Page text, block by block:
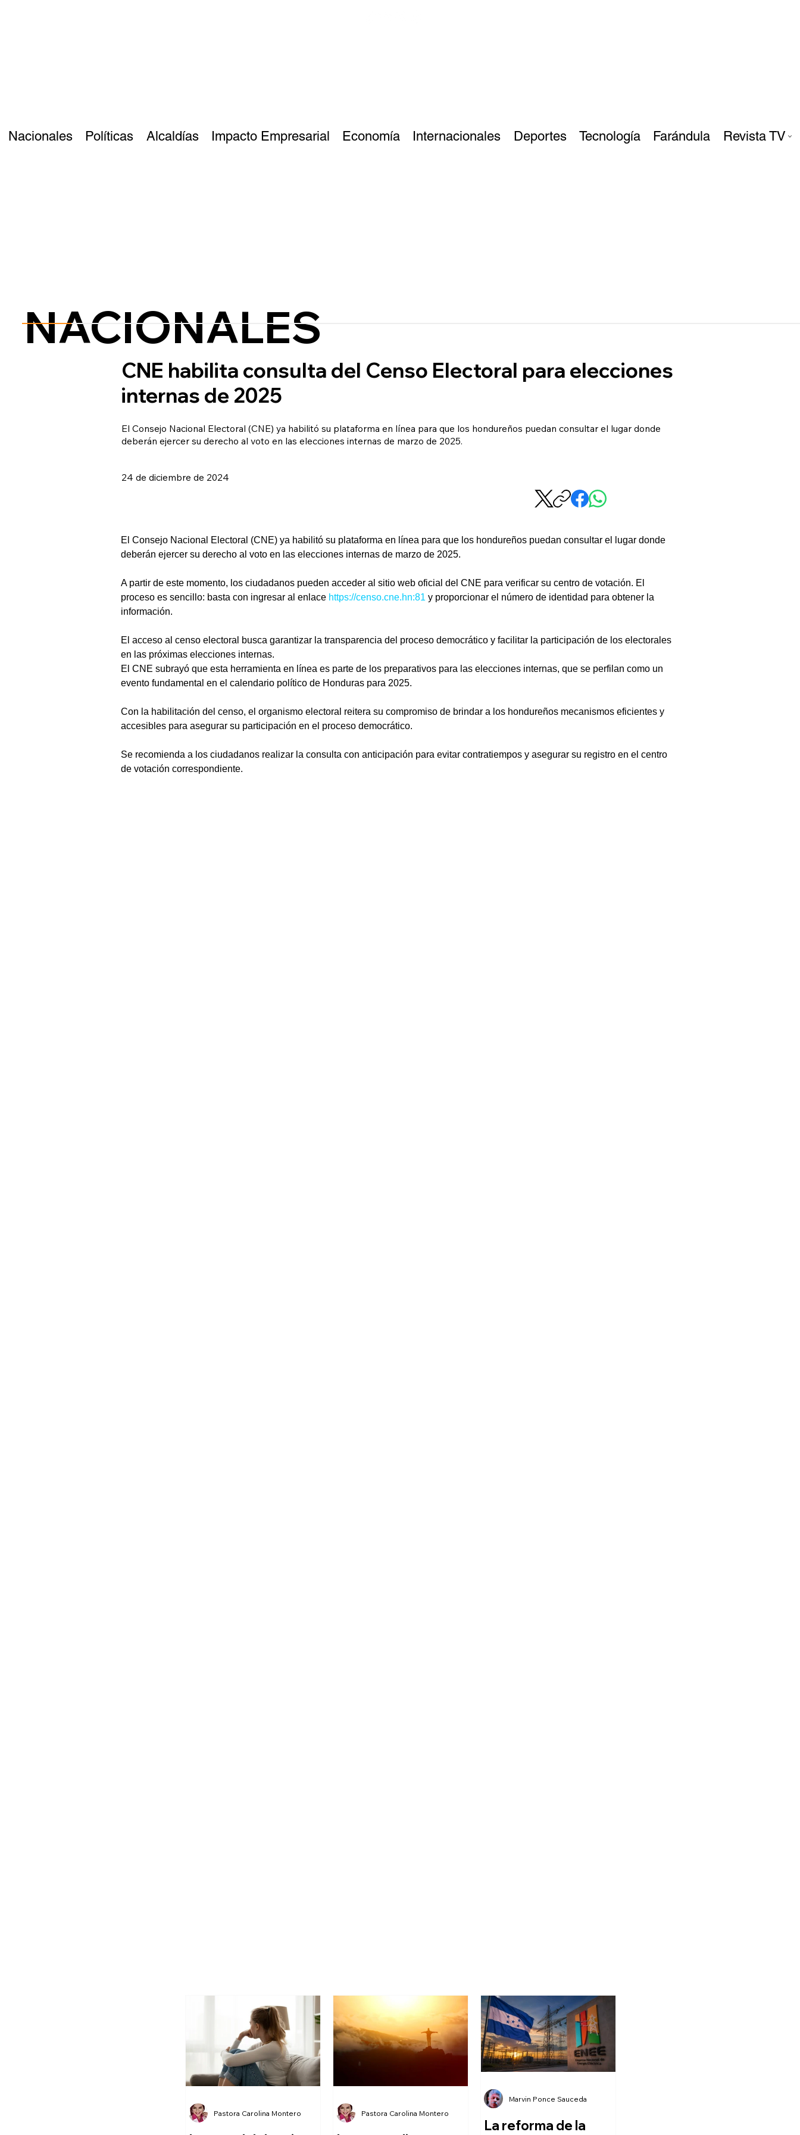
Nacionales Políticas Alcaldías Impacto Empresarial Economía Internacionales Deportes Tecnología Farándula Revista TV
NACIONALES
CNE habilita consulta del Censo Electoral para elecciones
internas de 2025
El Consejo Nacional Electoral (CNE) ya habilitó su plataforma en línea para que los hondureños puedan consultar el lugar donde
deberán ejercer su derecho al voto en las elecciones internas de marzo de 2025.
24 de diciembre de 2024
El Consejo Nacional Electoral (CNE) ya habilitó su plataforma en línea para que los hondureños puedan consultar el lugar donde
deberán ejercer su derecho al voto en las elecciones internas de marzo de 2025.
A partir de este momento, los ciudadanos pueden acceder al sitio web oficial del CNE para verificar su centro de votación. El
proceso es sencillo: basta con ingresar al enlace https://censo.cne.hn:81 y proporcionar el número de identidad para obtener la
información.
El acceso al censo electoral busca garantizar la transparencia del proceso democrático y facilitar la participación de los electorales
en las próximas elecciones internas.
El CNE subrayó que esta herramienta en línea es parte de los preparativos para las elecciones internas, que se perfilan como un
evento fundamental en el calendario político de Honduras para 2025.
Con la habilitación del censo, el organismo electoral reitera su compromiso de brindar a los hondureños mecanismos eficientes y
accesibles para asegurar su participación en el proceso democrático.
Se recomienda a los ciudadanos realizar la consulta con anticipación para evitar contratiempos y asegurar su registro en el centro
de votación correspondiente.
Pastora Carolina Montero Pastora Carolina Montero
La reforma de la
Marvin Ponce Sauceda